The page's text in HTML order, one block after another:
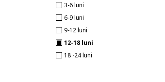
3-6 luni
6-9 luni
9-12 luni
12-18 luni
18 -24 luni